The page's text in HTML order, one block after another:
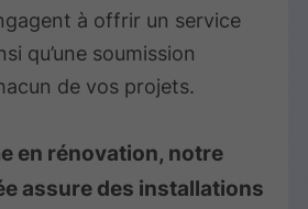
à offrir un service
qu’une soumission
de vos projets.
en rénovation, notre
assure des installations